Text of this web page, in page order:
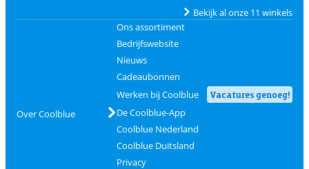
Bekijk al onze 11 winkels
Over Coolblue
Ons assortiment
Bedrijfswebsite
Nieuws
Cadeaubonnen
Werken bij Coolblue
Vacatures genoeg!
De Coolblue-App
Coolblue Nederland
Coolblue Duitsland
Privacy